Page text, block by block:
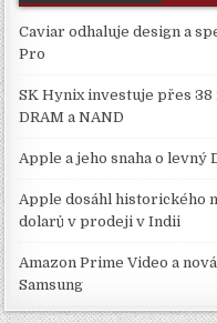
Caviar odhaluje design a
Pro
SK Hynix investuje přes
DRAM a NAND
Apple a jeho snaha o levný
Apple dosáhl historického
dolarů v prodeji v Indii
Amazon Prime Video a
Samsung